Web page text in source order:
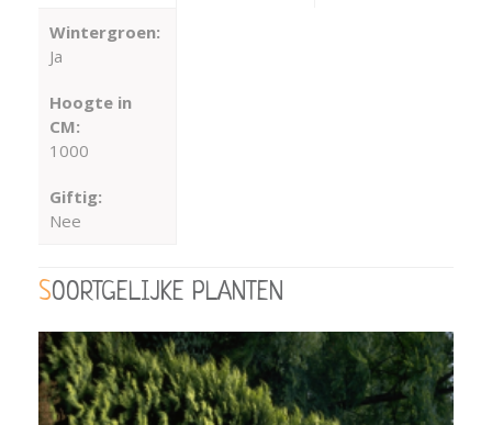
Wintergroen:
Ja
Hoogte in
CM:
1000
Giftig:
Nee
SOORTGELIJKE PLANTEN